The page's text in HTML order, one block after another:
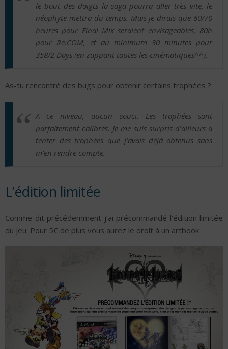
le bout des doigts la saga pourra aller très vite, le
néophyte mettra du temps. Mais je dirais que 60/70
heures pour Final Mix seraient envisageables, 80h
pour Re:COM, et au minimum 30 minutes pour
358/2 Days (en zappant toutes les cinématiques^^).
As-tu rencontré des bugs pour obtenir certains trophées ?
A ce niveau, aucun souci. Les trophées sont
parfaitement calibrés. Je me suis surpris d’ailleurs à
tenter des trophées que j’avais déjà obtenus sans
m’en rendre compte.
L’édition limitée
Comme dit précédemment j’ai précommandé l’édition limitée
du jeu. Pour 5€ de plus vous aurez le droit à un artbook :